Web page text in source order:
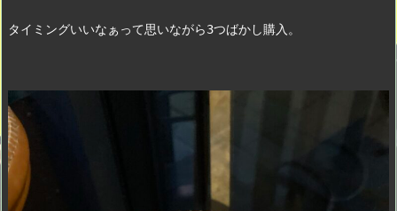
タイミングいいなぁって思いながら3つばかし購入。